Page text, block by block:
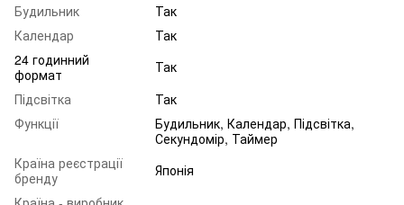
Будильник
Так
Календар
Так
24 годинний
формат
Так
Підсвітка
Так
Функції
Будильник, Календар, Підсвітка,
Секундомір, Таймер
Країна реєстрації
бренду
Японія